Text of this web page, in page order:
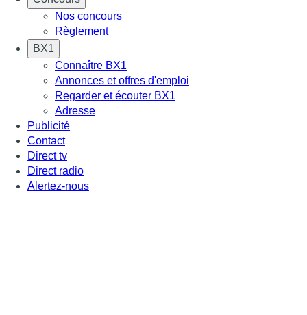
Nos concours
Règlement
BX1
Connaître BX1
Annonces et offres d'emploi
Regarder et écouter BX1
Adresse
Publicité
Contact
Direct tv
Direct radio
Alertez-nous